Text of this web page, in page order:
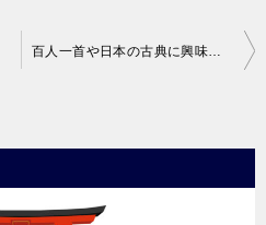
百人一首や日本の古典に興味を持ったきっかけ 6